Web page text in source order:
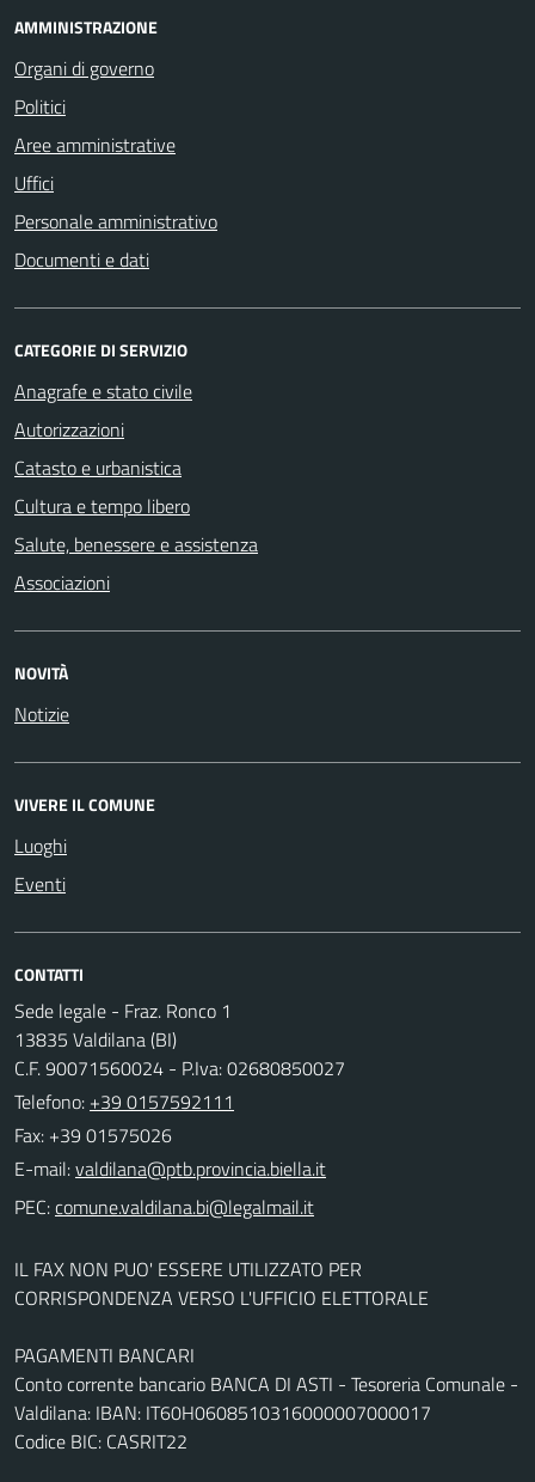
AMMINISTRAZIONE
Organi di governo
Politici
Aree amministrative
Uffici
Personale amministrativo
Documenti e dati
CATEGORIE DI SERVIZIO
Anagrafe e stato civile
Autorizzazioni
Catasto e urbanistica
Cultura e tempo libero
Salute, benessere e assistenza
Associazioni
NOVITÀ
Notizie
VIVERE IL COMUNE
Luoghi
Eventi
CONTATTI
Sede legale - Fraz. Ronco 1
13835 Valdilana (BI)
C.F. 90071560024 - P.Iva: 02680850027
Telefono: +39 0157592111
Fax: +39 01575026
E-mail:
PEC:
IL FAX NON PUO' ESSERE UTILIZZATO PER
CORRISPONDENZA VERSO L'UFFICIO ELETTORALE
PAGAMENTI BANCARI
Conto corrente bancario BANCA DI ASTI - Tesoreria Comunale -
Valdilana: IBAN: IT60H0608510316000007000017
Codice BIC: CASRIT22